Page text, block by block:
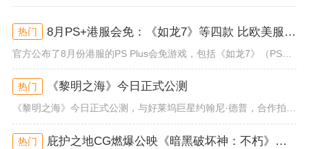
热门 8月PS+港服会免：《如龙7》等四款 比欧美服多一款
官方公布了8月份港服的PS Plus会免游戏，包括《如龙7》（PS4/PS5）、《小小梦魇》（PS4）、《托尼霍克职业滑...
热门 《黎明之海》今日正式公测
《黎明之海》今日正式公测，与好莱坞巨星约翰尼·德普，合作拍摄的宣传短片《冒险者的游戏》同步上线！沉浸式环球之旅 打造属于...
热门 庇护之地CG燃爆公映《暗黑破坏神：不朽》今日全平台上线